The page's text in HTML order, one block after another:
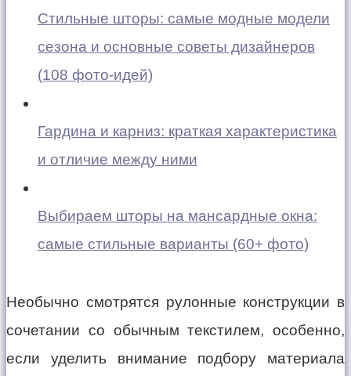
Стильные шторы: самые модные модели
сезона и основные советы дизайнеров
(108 фото-идей)
Гардина и карниз: краткая характеристика
и отличие между ними
Выбираем шторы на мансардные окна:
самые стильные варианты (60+ фото)
Необычно смотрятся рулонные конструкции в
сочетании со обычным текстилем, особенно,
если уделить внимание подбору материала